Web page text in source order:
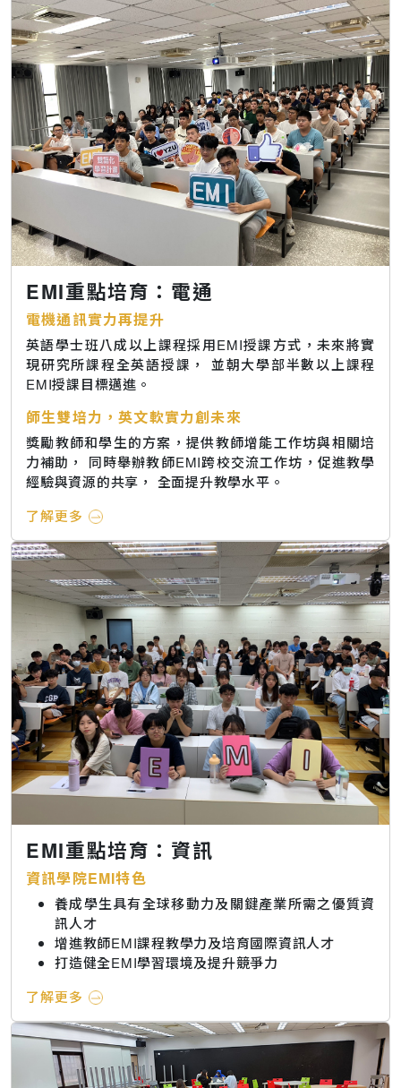
EMI重點培育：電通
電機通訊實力再提升
英語學士班八成以上課程採用EMI授課方式，未來將實
現研究所課程全英語授課， 並朝大學部半數以上課程
EMI授課目標邁進。
師生雙培力，英文軟實力創未來
獎勵教師和學生的方案，提供教師增能工作坊與相關培
力補助， 同時舉辦教師EMI跨校交流工作坊，促進教學
經驗與資源的共享， 全面提升教學水平。
了解更多
EMI重點培育：資訊
資訊學院EMI特色
養成學生具有全球移動力及關鍵產業所需之優質資
訊人才
增進教師EMI課程教學力及培育國際資訊人才
打造健全EMI學習環境及提升競爭力
了解更多